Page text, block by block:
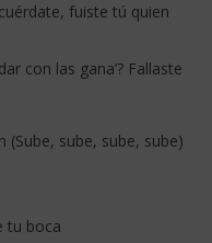
fuiste tú quien
con las gana’? Fallaste
(Sube, sube, sube, sube)
tu boca